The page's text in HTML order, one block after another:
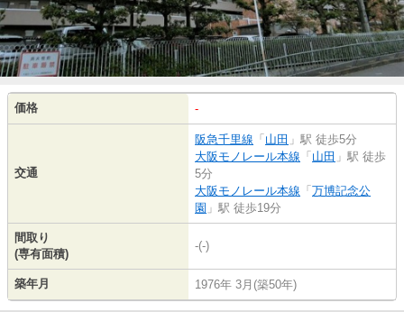
価格 -
交通
阪急千里線 「 山田 」駅 徒歩5分
大阪モノレール本線 「 山田 」駅 徒歩
5分
大阪モノレール本線 「 万博記念公
園 」駅 徒歩19分
間取り
(専有面積)
-(-)
築年月 1976年 3月(築50年)